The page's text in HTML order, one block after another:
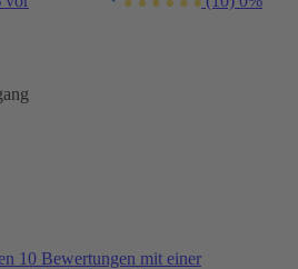
10 Bewertungen mit einer